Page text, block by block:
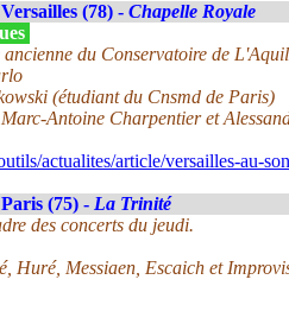
Versailles (78) - Chapelle Royale
du Conservatoire de
(étudiant du Cnsmd de Paris)
Antoine Charpentier et
actualites/article/versailles-au-
Paris (75) - La Trinité
des concerts du jeudi.
Huré, Messiaen, Escaich et